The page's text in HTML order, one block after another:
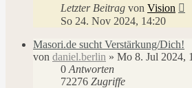
Letzter Beitrag von Vision
So 24. Nov 2024, 14:20
Masori.de sucht Verstärkung/Dich!
von daniel.berlin » Mo 8. Jul 2024,
0 Antworten
72276 Zugriffe